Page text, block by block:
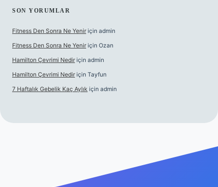
SON YORUMLAR
Fitness Den Sonra Ne Yenir için admin
Fitness Den Sonra Ne Yenir için Ozan
Hamilton Çevrimi Nedir için admin
Hamilton Çevrimi Nedir için Tayfun
7 Haftalık Gebelik Kaç Aylık için admin